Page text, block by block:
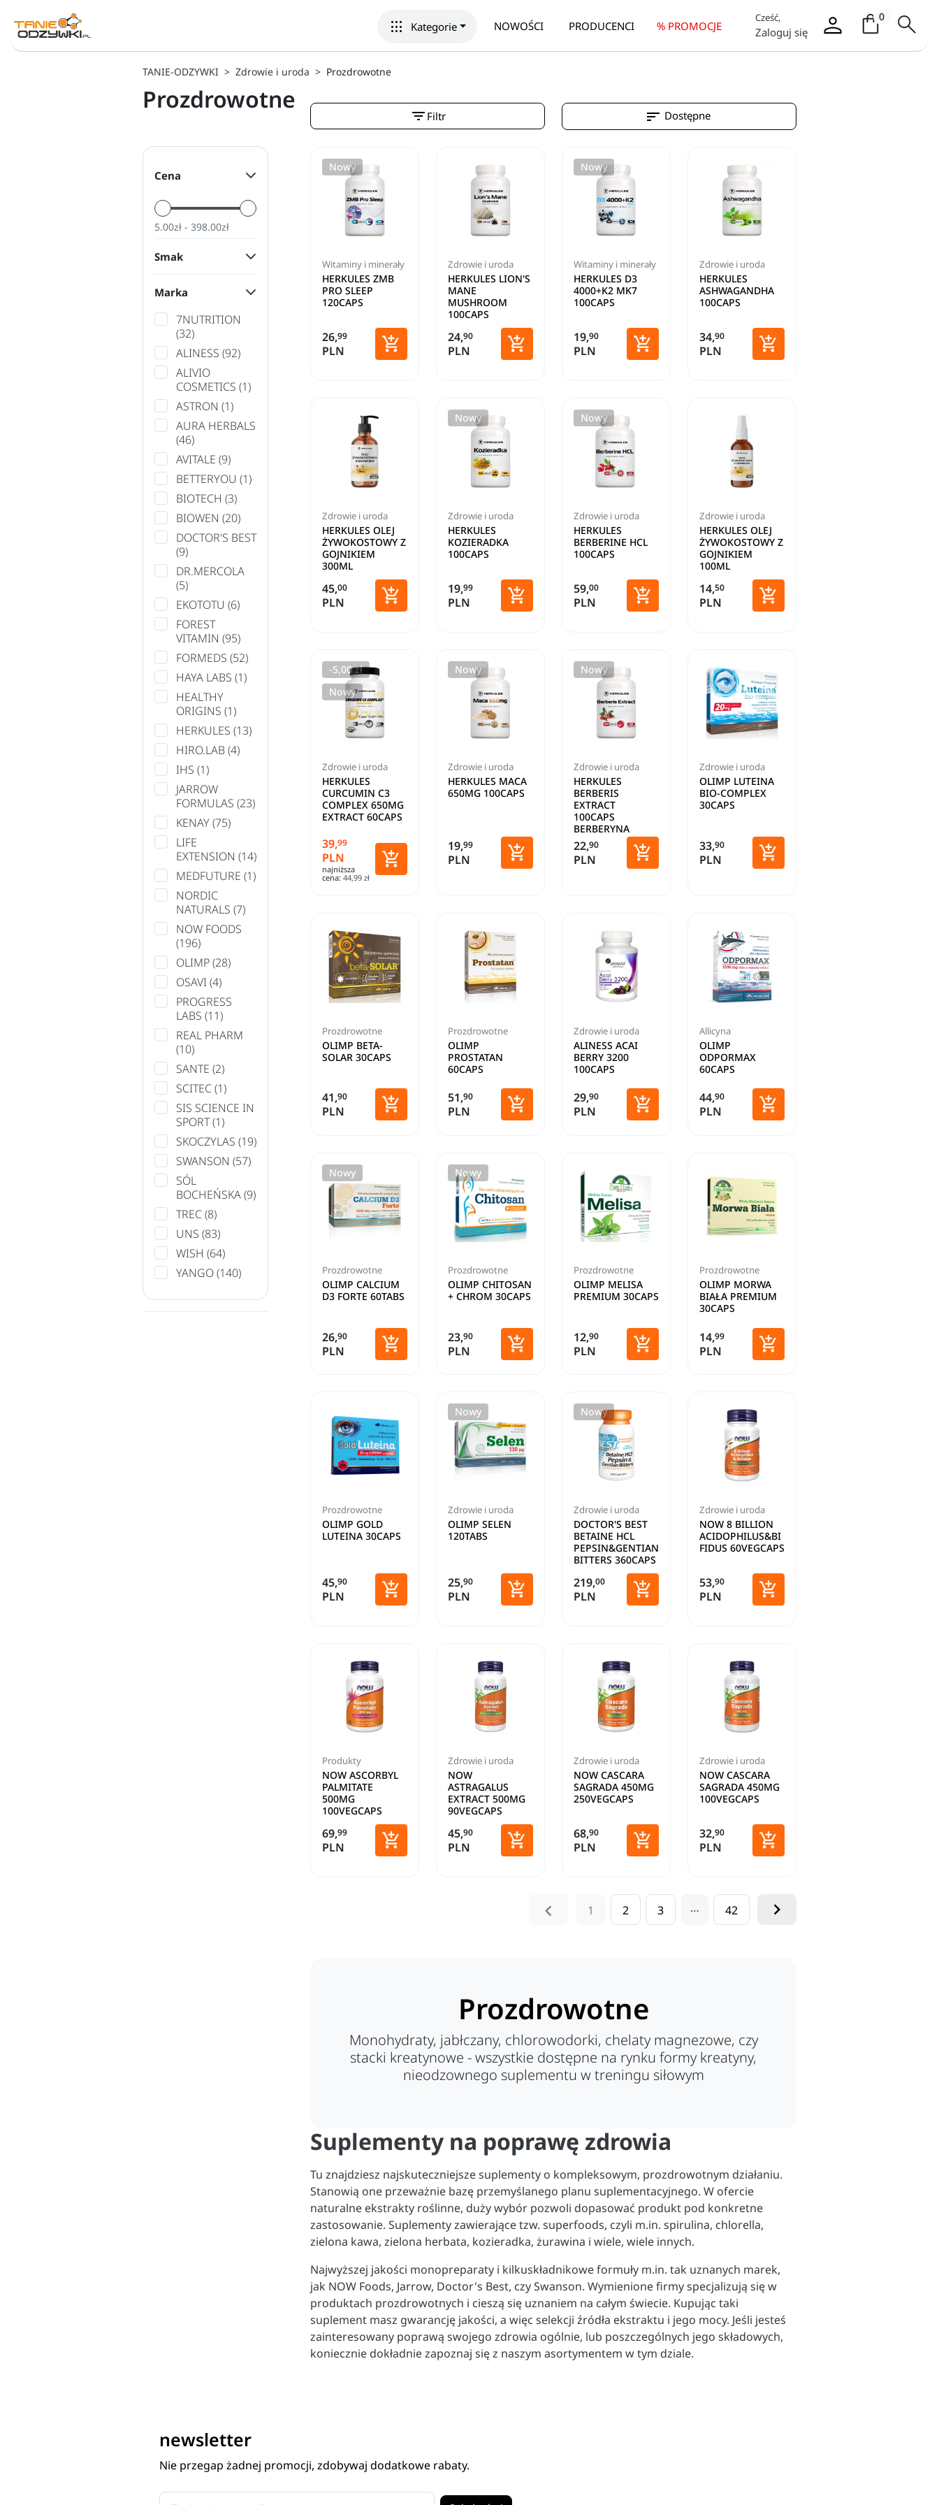
apps Kategorie NOWOŚCI PRODUCENCI % PROMOCJE
Cześć,
Zaloguj się
0Koszyk /
TANIE-ODZYWKI Zdrowie i uroda Prozdrowotne
Prozdrowotne
Cena
5.00zł - 398.00zł
Smak
Marka
7NUTRITION
(32)
ALINESS (92)
ALIVIO
COSMETICS (1)
ASTRON (1)
AURA HERBALS
(46)
AVITALE (9)
BETTERYOU (1)
BIOTECH (3)
BIOWEN (20)
DOCTOR'S BEST
(9)
DR.MERCOLA
(5)
EKOTOTU (6)
FOREST
VITAMIN (95)
FORMEDS (52)
HAYA LABS (1)
HEALTHY
ORIGINS (1)
HERKULES (13)
HIRO.LAB(4)
IHS (1)
JARROW
FORMULAS (23)
KENAY(75)
LIFE
EXTENSION (14)
MEDFUTURE (1)
NORDIC
NATURALS (7)
NOW FOODS
(196)
OLIMP(28)
OSAVI (4)
PROGRESS
LABS (11)
REAL PHARM
(10)
SANTE (2)
SCITEC(1)
SIS SCIENCE IN
SPORT(1)
SKOCZYLAS (19)
SWANSON (57)
SÓL
BOCHEŃSKA(9)
TREC(8)
UNS (83)
WISH (64)
YANGO(140)
filter_list Filtr sort Dostępne
Nowy
Witaminy i minerały
HERKULES ZMB
PRO SLEEP
120CAPS
26,99
PLN 
Dodaj do koszyka
Zdrowie i uroda
HERKULES LION'S
MANE
MUSHROOM
100CAPS
24,90
PLN 
Dodaj do koszyka
Nowy
Witaminy i minerały
HERKULES D3
4000+K2 MK7
100CAPS
19,90
PLN 
Dodaj do koszyka
Zdrowie i uroda
HERKULES
ASHWAGANDHA
100CAPS
34,90
PLN 
Dodaj do koszyka
Zdrowie i uroda
HERKULES OLEJ
ŻYWOKOSTOWY Z
GOJNIKIEM
300ML
45,00
PLN 
Dodaj do koszyka
Nowy
Zdrowie i uroda
HERKULES
KOZIERADKA
100CAPS
19,99
PLN 
Dodaj do koszyka
Nowy
Zdrowie i uroda
HERKULES
BERBERINE HCL
100CAPS
59,00
PLN 
Dodaj do koszyka
Zdrowie i uroda
HERKULES OLEJ
ŻYWOKOSTOWY Z
GOJNIKIEM
100ML
14,50
PLN 
Dodaj do koszyka
-5,00 zł
Nowy
Zdrowie i uroda
HERKULES
CURCUMIN C3
COMPLEX 650MG
EXTRACT 60CAPS
39,99
PLN
najniższa
cena: 44,99 zł

Dodaj do koszyka
Nowy
Zdrowie i uroda
HERKULES MACA
650MG 100CAPS
19,99
PLN 
Dodaj do koszyka
Nowy
Zdrowie i uroda
HERKULES
BERBERIS
EXTRACT
100CAPS
BERBERYNA
22,90
PLN 
Dodaj do koszyka
Zdrowie i uroda
OLIMP LUTEINA
BIO-COMPLEX
30CAPS
33,90
PLN 
Dodaj do koszyka
Prozdrowotne
OLIMP BETA-
SOLAR 30CAPS
41,90
PLN 
Dodaj do koszyka
Prozdrowotne
OLIMP
PROSTATAN
60CAPS
51,90
PLN 
Dodaj do koszyka
Zdrowie i uroda
ALINESS ACAI
BERRY 3200
100CAPS
29,90
PLN 
Dodaj do koszyka
Allicyna
OLIMP
ODPORMAX
60CAPS
44,90
PLN 
Dodaj do koszyka
Nowy
Prozdrowotne
OLIMP CALCIUM
D3 FORTE 60TABS
26,90
PLN 
Dodaj do koszyka
Nowy
Prozdrowotne
OLIMP CHITOSAN
+ CHROM 30CAPS
23,90
PLN 
Dodaj do koszyka
Prozdrowotne
OLIMP MELISA
PREMIUM 30CAPS
12,90
PLN 
Dodaj do koszyka
Prozdrowotne
OLIMP MORWA
BIAŁA PREMIUM
30CAPS
14,99
PLN 
Dodaj do koszyka
Prozdrowotne
OLIMP GOLD
LUTEINA 30CAPS
45,90
PLN 
Dodaj do koszyka
Nowy
Zdrowie i uroda
OLIMP SELEN
120TABS
25,90
PLN 
Dodaj do koszyka
Nowy
Zdrowie i uroda
DOCTOR'S BEST
BETAINE HCL
PEPSIN&GENTIAN
BITTERS 360CAPS
219,00
PLN 
Dodaj do koszyka
Zdrowie i uroda
NOW 8 BILLION
ACIDOPHILUS&BI
FIDUS 60VEGCAPS
53,90
PLN 
Dodaj do koszyka
Produkty
NOW ASCORBYL
PALMITATE
500MG
100VEGCAPS
69,99
PLN 
Dodaj do koszyka
Zdrowie i uroda
NOW
ASTRAGALUS
EXTRACT 500MG
90VEGCAPS
45,90
PLN 
Dodaj do koszyka
Zdrowie i uroda
NOW CASCARA
SAGRADA 450MG
250VEGCAPS
68,90
PLN 
Dodaj do koszyka
Zdrowie i uroda
NOW CASCARA
SAGRADA 450MG
100VEGCAPS
32,90
PLN 
Dodaj do koszyka
 1 2 3 … 42 
Prozdrowotne
Monohydraty, jabłczany, chlorowodorki, chelaty magnezowe, czy
stacki kreatynowe - wszystkie dostępne na rynku formy kreatyny,
nieodzownego suplementu w treningu siłowym
Suplementy na poprawę zdrowia
Tu znajdziesz najskuteczniejsze suplementy o kompleksowym, prozdrowotnym działaniu.
Stanowią one przeważnie bazę przemyślanego planu suplementacyjnego. W ofercie
naturalne ekstrakty roślinne, duży wybór pozwoli dopasować produkt pod konkretne
zastosowanie. Suplementy zawierające tzw. superfoods, czyli m.in. spirulina, chlorella,
zielona kawa, zielona herbata, kozieradka, żurawina i wiele, wiele innych.
Najwyższej jakości monopreparaty i kilkuskładnikowe formuły m.in. tak uznanych marek,
jak NOW Foods, Jarrow, Doctor's Best, czy Swanson. Wymienione firmy specjalizują się w
produktach prozdrowotnych i cieszą się uznaniem na całym świecie. Kupując taki
suplement masz gwarancję jakości, a więc selekcji źródła ekstraktu i jego mocy. Jeśli jesteś
zainteresowany poprawą swojego zdrowia ogólnie, lub poszczególnych jego składowych,
koniecznie dokładnie zapoznaj się z naszym asortymentem w tym dziale.
newsletter
Nie przegap żadnej promocji, zdobywaj dodatkowe rabaty.